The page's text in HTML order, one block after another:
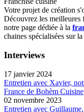
Votre projet de création
Découvrez les meilleures
notre page dédiée à la
chaines spécialisées sur
Interviews
17 janvier 2024
Entretien avec Xavier,
France de Bohèm Cuisine
02 novembre 2023
Entretien avec